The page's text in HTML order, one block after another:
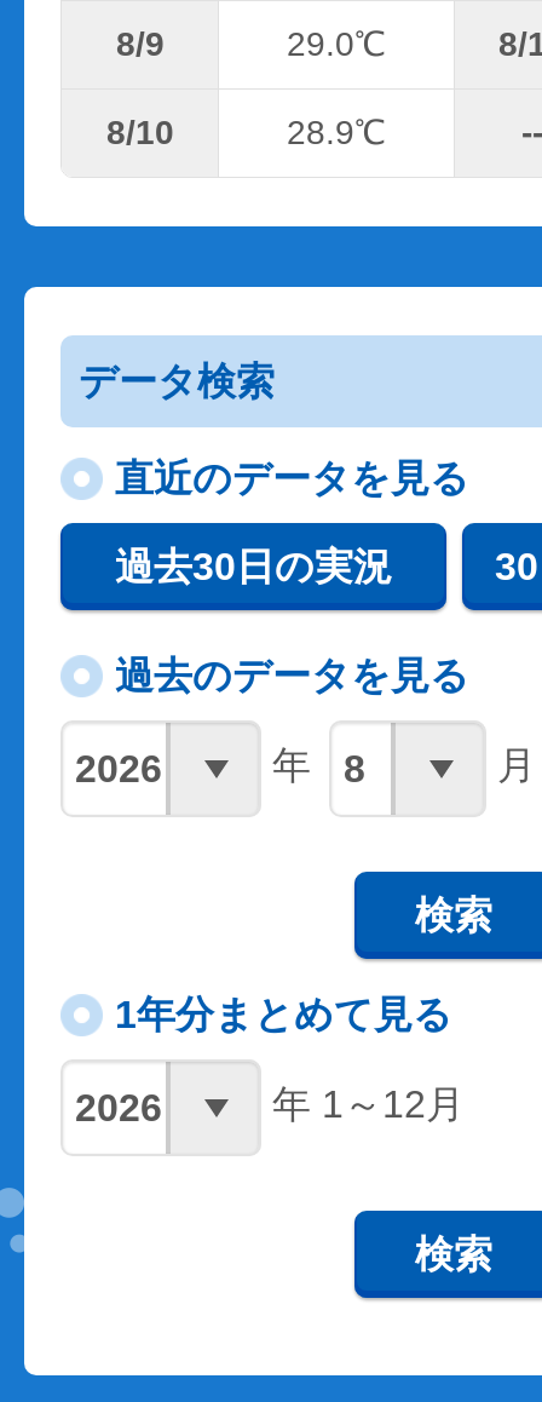
8/9 29.0℃ 8/
8/10 28.9℃ --
データ検索
直近のデータを見る
過去30日の実況
過去のデータを見る
年 月
検索
1年分まとめて見る
年 1～12月
検索